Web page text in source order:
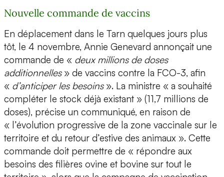
Nouvelle commande de vaccins
En déplacement dans le Tarn quelques jours plus
tôt, le 4 novembre, Annie Genevard annonçait une
commande de « deux millions de doses
additionnelles» de vaccins contre la FCO-3, afin
« d’anticiper les besoins». La ministre « a souhaité
compléter le stock déjà existant » (11,7 millions de
doses), précise un communiqué, en raison de
« l’évolution progressive de la zone vaccinale sur le
territoire et du retour d’estive des animaux ». Cette
commande doit permettre de « répondre aux
besoins des filières ovine et bovine sur tout le